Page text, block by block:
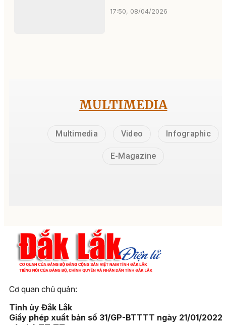
17:50, 08/04/2026
MULTIMEDIA
Multimedia Video Infographic
E-Magazine
Cơ quan chủ quản:
Tỉnh ủy Đắk Lắk
Giấy phép xuất bản số 31/GP-BTTTT ngày 21/01/2022